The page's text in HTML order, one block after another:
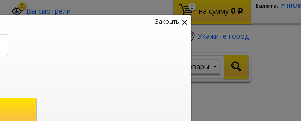
0 Вы смотрели 0 на сумму 0 Р
Валюта: Р
Укажите город
Товары
Закрыть